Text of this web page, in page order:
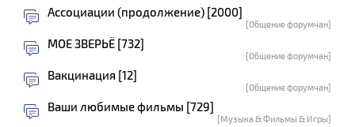
Ассоциации (продолжение) [2000]
[Общение форумчан]
МОЕ ЗВЕРЬЁ [732]
[Общение форумчан]
Вакцинация [12]
[Общение форумчан]
Ваши любимые фильмы [729]
[Музыка & Фильмы & Игры]